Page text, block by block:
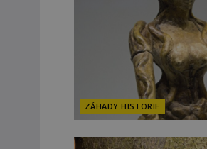
ZÁHADY HISTORIE